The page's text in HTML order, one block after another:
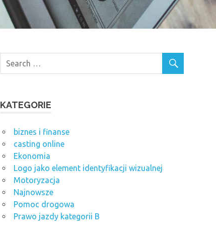
KATEGORIE
biznes i finanse
casting online
Ekonomia
Logo jako element identyfikacji wizualnej
Motoryzacja
Najnowsze
Pomoc drogowa
Prawo jazdy kategorii B